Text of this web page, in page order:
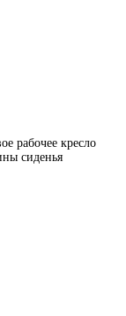
рабочее кресло
сиденья